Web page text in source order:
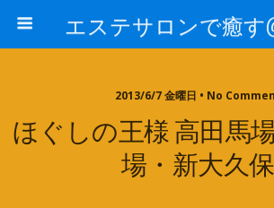
2013/6/7 金曜日 • No
ほぐしの王様 高田馬
場・新大久